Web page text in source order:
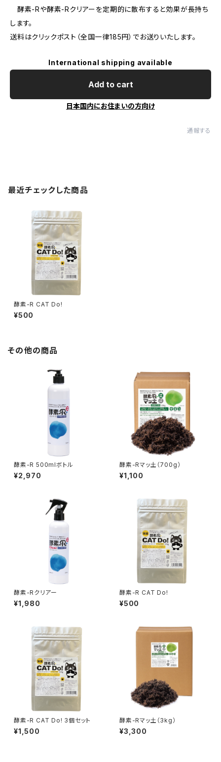
酵素-Rや酵素-Rクリアーを定期的に散布すると効果が長持ち
します。
送料はクリックポスト（全国一律185円）でお送りいたします。
International shipping available
Add to cart
日本国内にお住まいの方向け
通報する
最近チェックした商品
酵素-R CAT Do!
¥500
その他の商品
酵素-R 500mlボトル
¥2,970
酵素-Rマッ土（700g）
¥1,100
酵素-Rクリアー
¥1,980
酵素-R CAT Do!
¥500
酵素-R CAT Do! 3個セット
¥1,500
酵素-Rマッ土（3kg）
¥3,300